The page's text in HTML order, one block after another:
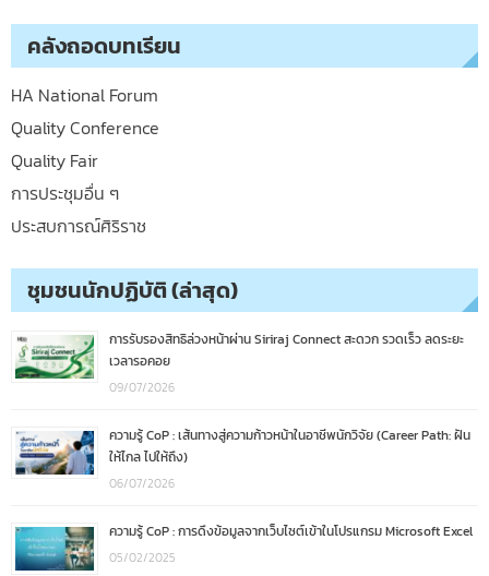
คลังถอดบทเรียน
HA National Forum
Quality Conference
Quality Fair
การประชุมอื่น ๆ
ประสบการณ์ศิริราช
ชุมชนนักปฏิบัติ (ล่าสุด)
การรับรองสิทธิล่วงหน้าผ่าน Siriraj Connect สะดวก รวดเร็ว ลดระยะ
เวลารอคอย
09/07/2026
ความรู้ CoP : เส้นทางสู่ความก้าวหน้าในอาชีพนักวิจัย (Career Path: ฝัน
ให้ไกล ไปให้ถึง)
06/07/2026
ความรู้ CoP : การดึงข้อมูลจากเว็บไซต์เข้าในโปรแกรม Microsoft Excel
05/02/2025